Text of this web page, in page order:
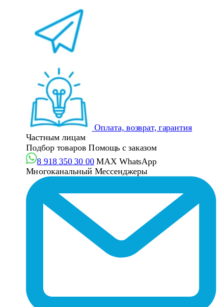
Оплата, возврат, гарантия
Частным лицам
Подбор товаров Помощь с заказом
8 918 350 30 00 MAX WhatsApp
Многоканальный Мессенджеры